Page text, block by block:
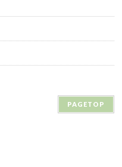
PAGETOP